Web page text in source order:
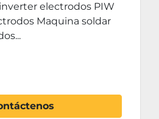
electrodos PIW
Maquina soldar